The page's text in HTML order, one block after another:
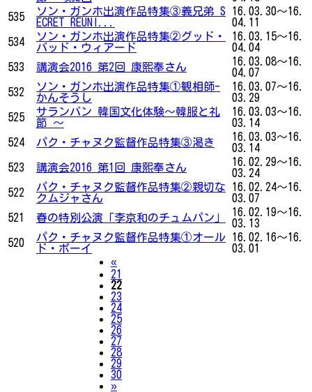
535
ソン・ガンホ出演作品特集③義兄弟 S
ECRET REUNI...
16.03.30～16.
04.11
534
ソン・ガンホ出演作品特集②グッド・
バッド・ウィアード
16.03.15～16.
04.04
533
講演会2016 第2回 康熙奉さん
16.03.08～16.
04.07
532
ソン・ガンホ出演作品特集①観相師-
かんそうし
16.03.07～16.
03.29
525
サランバン 韓国文化体験～韓服と礼
節 ～
16.03.03～16.
03.14
524
パク・チャヌク監督作品特集③渇き
16.03.03～16.
03.14
523
講演会2016 第1回 康熙奉さん
16.02.29～16.
03.24
522
パク・チャヌク監督作品特集②親切な
クムジャさん
16.02.24～16.
03.07
521
春の特別公演「李京和のチュムパン」
16.02.19～16.
03.13
520
パク・チャヌク監督作品特集①オール
ド・ボーイ
16.02.16～16.
03.01
«Previous
21
22
23
24
25
26
27
28
29
30
»Next